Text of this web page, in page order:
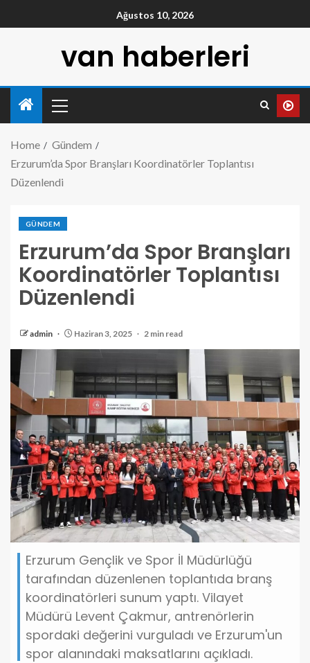
Ağustos 10, 2026
van haberleri
Home
Gündem
Erzurum’da Spor Branşları Koordinatörler Toplantısı
Düzenlendi
GÜNDEM
Erzurum’da Spor Branşları
Koordinatörler Toplantısı
Düzenlendi
admin Haziran 3, 2025 2 min read
Erzurum Gençlik ve Spor İl Müdürlüğü
tarafından düzenlenen toplantıda branş
koordinatörleri sunum yaptı. Vilayet
Müdürü Levent Çakmur, antrenörlerin
spordaki değerini vurguladı ve Erzurum'un
spor alanındaki maksatlarını açıkladı.